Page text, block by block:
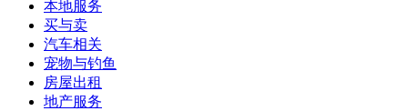
本地服务
买与卖
汽车相关
宠物与钓鱼
房屋出租
地产服务